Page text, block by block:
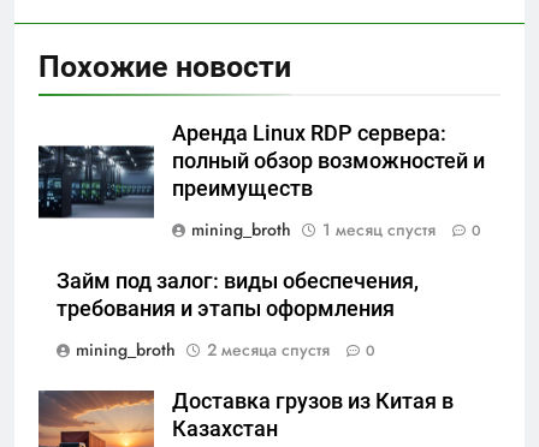
Похожие новости
Аренда Linux RDP сервера:
полный обзор возможностей и
преимуществ
mining_broth
1 месяц спустя 0
Займ под залог: виды обеспечения,
требования и этапы оформления
mining_broth
2 месяца спустя 0
Доставка грузов из Китая в
Казахстан